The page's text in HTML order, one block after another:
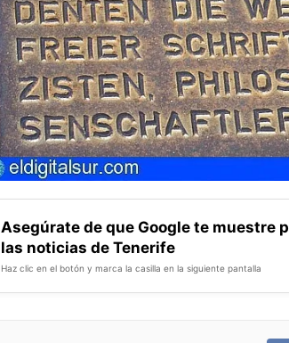
Asegúrate de que Google te muestre
las noticias de Tenerife
Haz clic en el botón y marca la casilla en la siguiente pantalla